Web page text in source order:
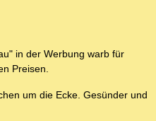
in der Werbung warb für
Preisen.
um die Ecke. Gesünder und